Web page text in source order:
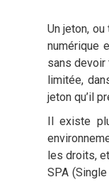
Un jeton,
numérique
sans devoir
limitée,
jeton qu’il
Il existe
les droits,
SPA